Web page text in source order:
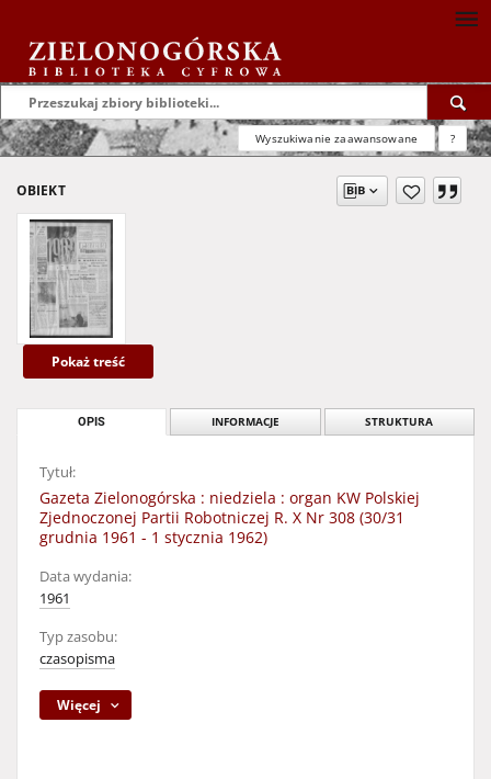
Wyszukiwanie zaawansowane ?
OBIEKT
Pokaż treść
OPIS INFORMACJE STRUKTURA
Tytuł:
Gazeta Zielonogórska : niedziela : organ KW Polskiej
Zjednoczonej Partii Robotniczej R. X Nr 308 (30/31
grudnia 1961 - 1 stycznia 1962)
Data wydania:
1961
Typ zasobu:
czasopisma
Więcej